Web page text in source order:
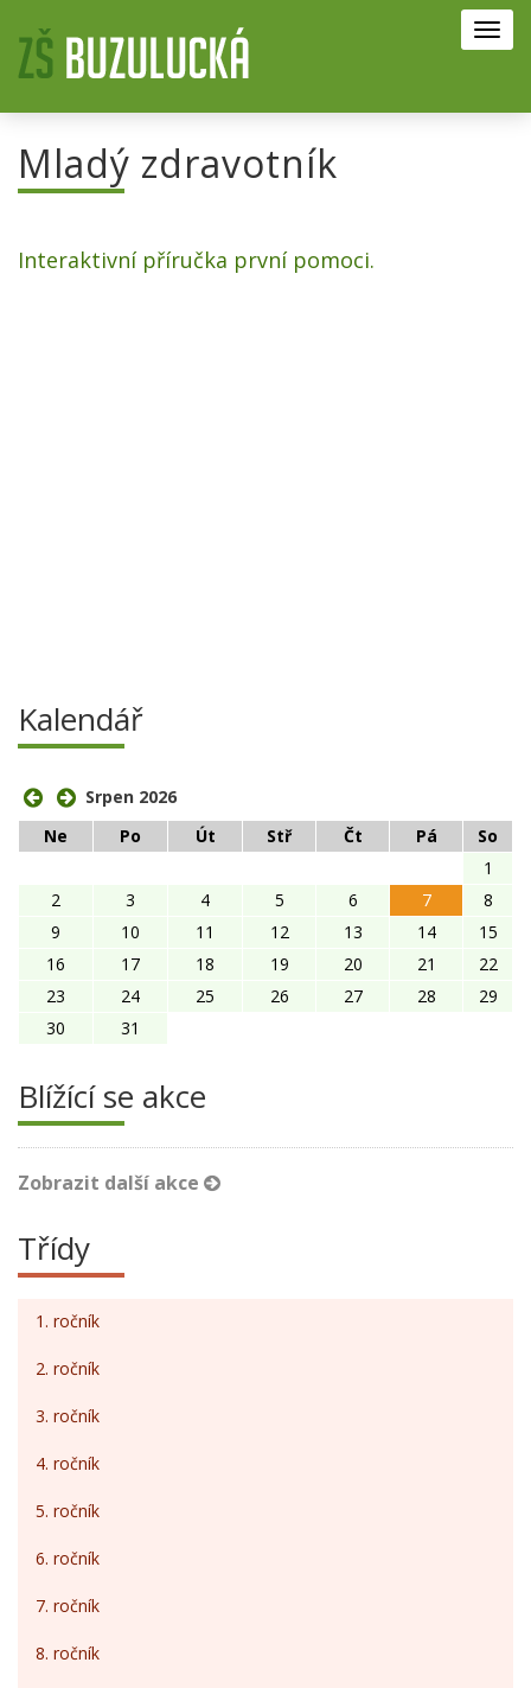
Mladý zdravotník
Interaktivní příručka první pomoci.
Kalendář
Srpen 2026
Ne
Po Út Stř Čt Pá
So
1
2
3 4 5 6 7
8
9
10 11 12 13 14
15
16
17 18 19 20 21
22
23
24 25 26 27 28
29
30
31
Blížící se akce
Zobrazit další akce
Třídy
1. ročník
2. ročník
3. ročník
4. ročník
5. ročník
6. ročník
7. ročník
8. ročník